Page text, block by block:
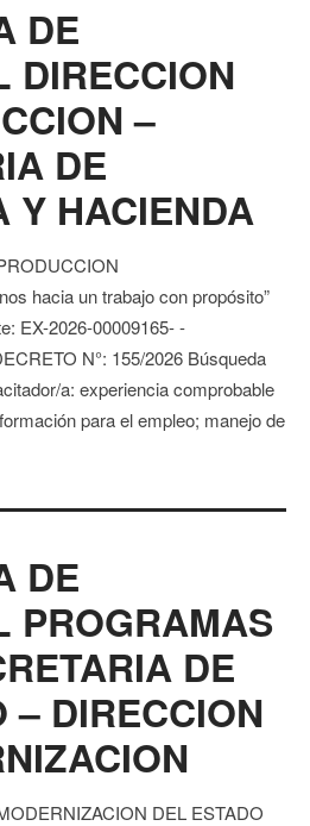
DE
DIRECCION
–
DE
Y HACIENDA
hacia un trabajo con propósito”
EX-2026-00009165- -
N°: 155/2026 Búsqueda
a: experiencia comprobable
para el empleo; manejo de
DE
PROGRAMAS
DE
– DIRECCION
DEL ESTADO